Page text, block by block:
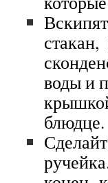
воды и
блюдце.